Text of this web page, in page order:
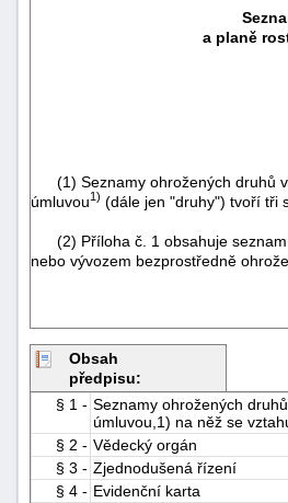
a planě
(1) Seznamy ohrožených druhů
úmluvou1) (dále jen "druhy") tvoří tři
(2) Příloha č. 1 obsahuje seznam
nebo vývozem bezprostředně
Obsah
předpisu:
§ 1 - Seznamy ohrožených
úmluvou,1) na něž se
§ 2 - Vědecký orgán
§ 3 - Zjednodušená řízení
§ 4 - Evidenční karta